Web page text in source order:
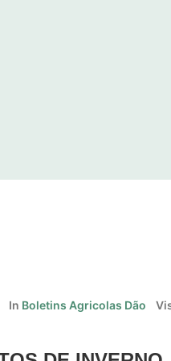
In Boletins Agricolas Dão